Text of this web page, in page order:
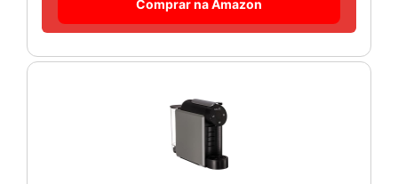
Comprar na Amazon